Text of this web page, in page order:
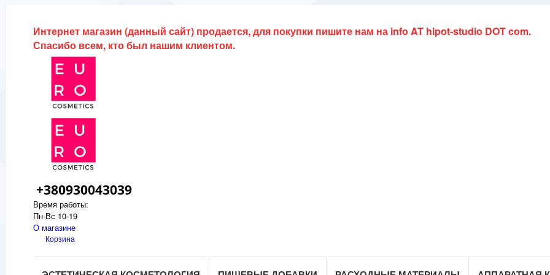
Интернет магазин (данный сайт) продается, для покупки пишите нам на info AT hipot-studio DOT com.
Спасибо всем, кто был нашим клиентом.
+380930043039
Время работы:
Пн-Вс 10-19
О магазине
Корзина